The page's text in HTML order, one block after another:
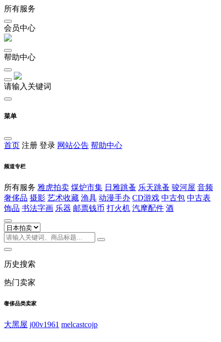
所有服务
会员中心
帮助中心
请输入关键词
菜单
首页 注册 登录 网站公告 帮助中心
频道专栏
所有服务 雅虎拍卖 煤炉市集 日雅跳蚤 乐天跳蚤 骏河屋 音频
奢侈品 摄影 艺术收藏 渔具 动漫手办 CD游戏 中古包 中古表
饰品 书法字画 乐器 邮票钱币 打火机 汽摩配件 酒
历史搜索
热门卖家
奢侈品类卖家
大黑屋 j00v1961 melcastcojp